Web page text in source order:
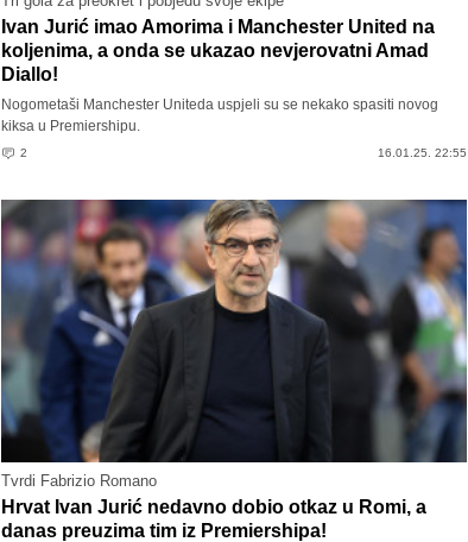
Ivan Jurić imao Amorima i Manchester United na
koljenima, a onda se ukazao nevjerovatni Amad
Diallo!
Nogometaši Manchester Uniteda uspjeli su se nekako spasiti novog
kiksa u Premiershipu.
2 16.01.25. 22:55
Tvrdi Fabrizio Romano
Hrvat Ivan Jurić nedavno dobio otkaz u Romi, a
danas preuzima tim iz Premiershipa!